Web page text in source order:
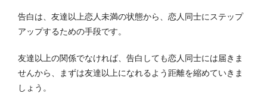
告白は、友達以上恋人未満の状態から、恋人同士にステップ
アップするための手段です。
友達以上の関係でなければ、告白しても恋人同士には届きま
せんから、まずは友達以上になれるよう距離を縮めていきま
しょう。